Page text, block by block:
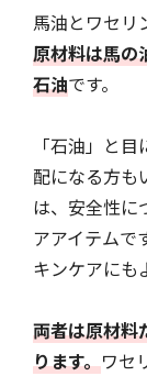
馬油とワセリ
原材料は馬の
石油です。
「石油」と
配になる方も
は、安全性に
アアイテムで
キンケアにも
両者は原材料
ります。ワセ